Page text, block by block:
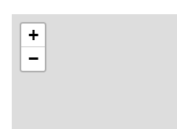
+
−